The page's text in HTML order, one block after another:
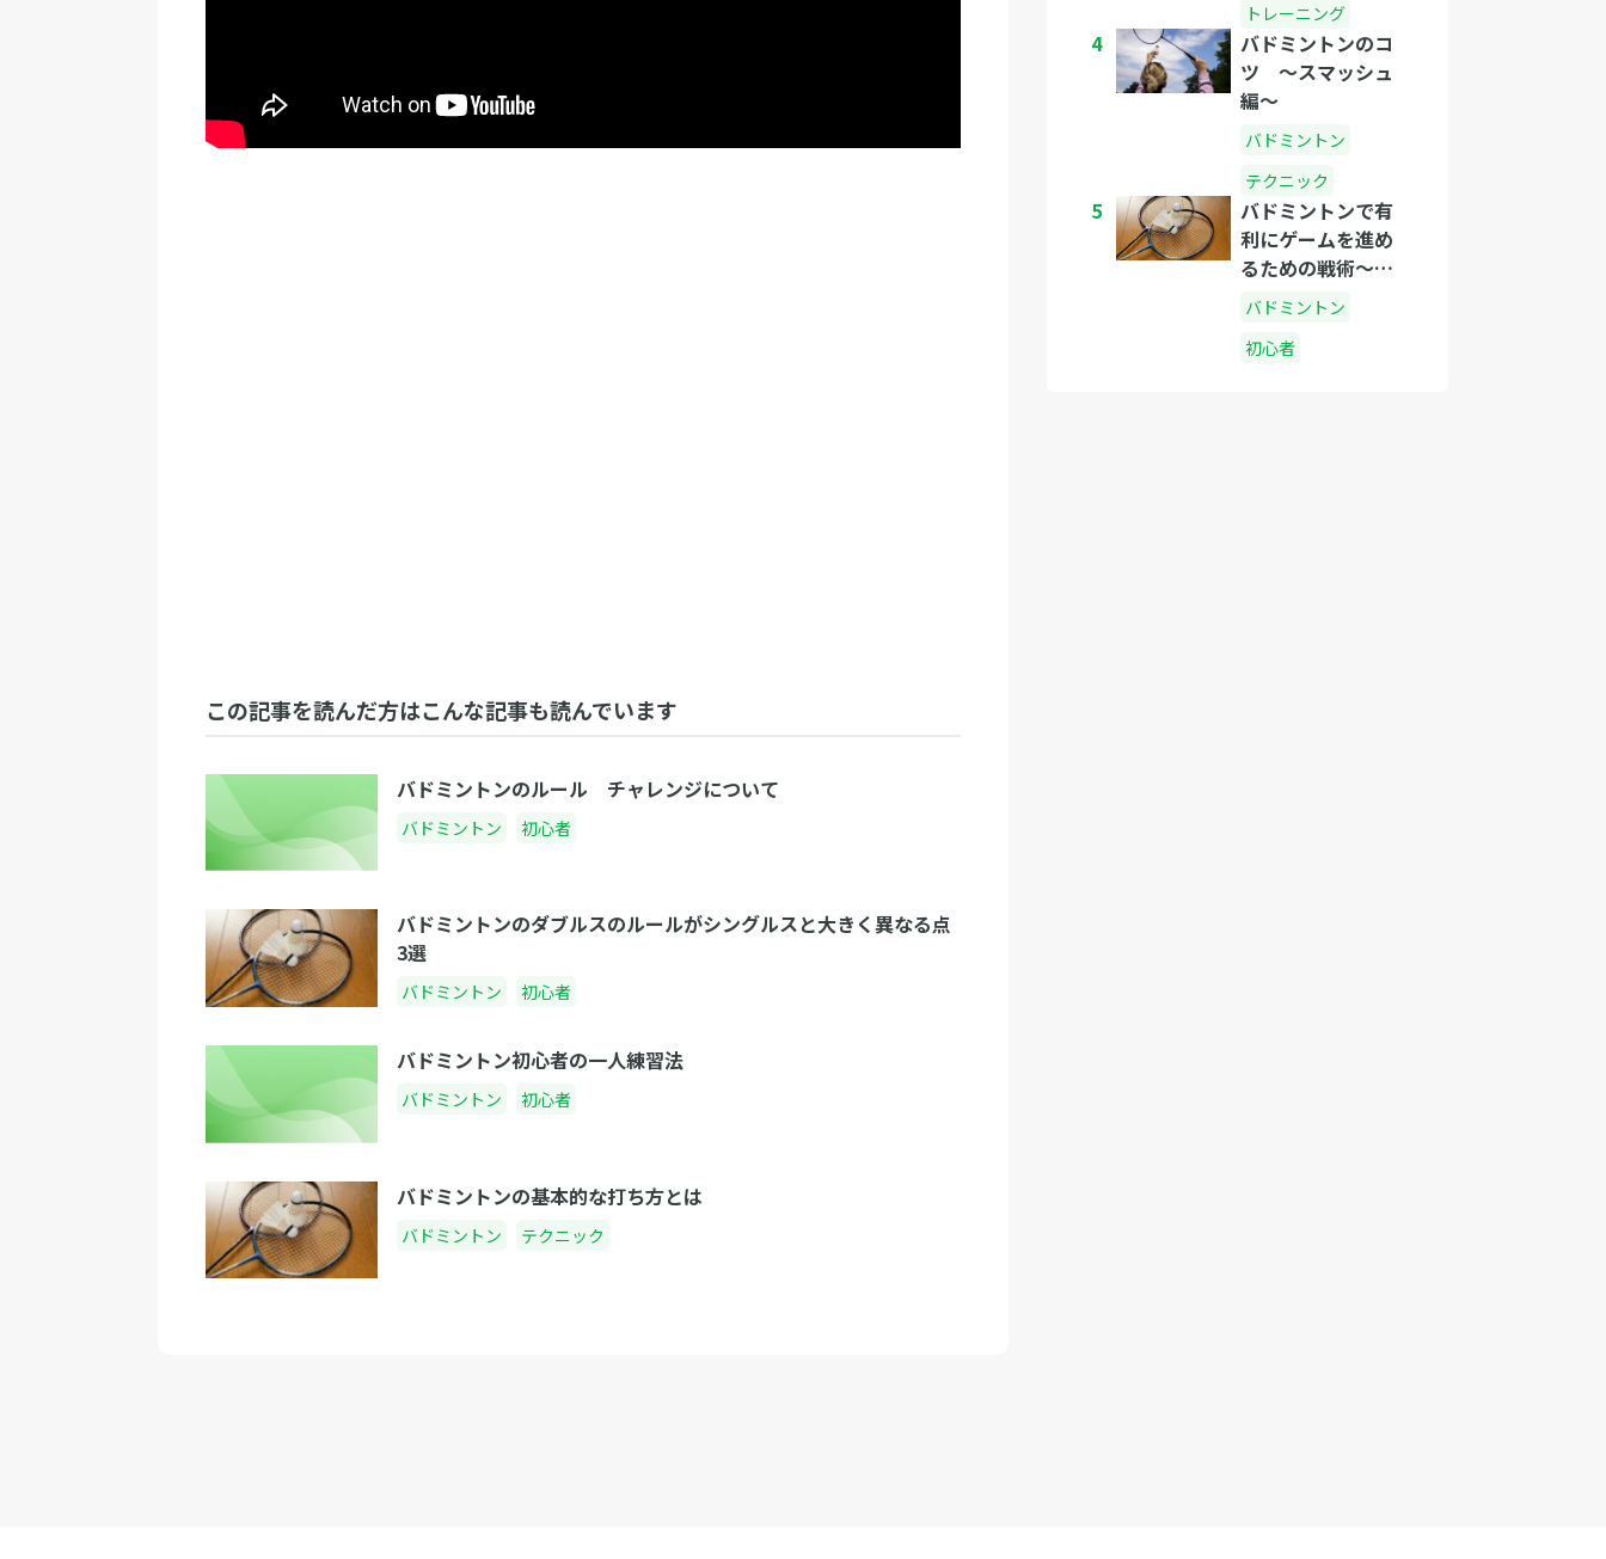
この記事を読んだ方はこんな記事も読んでいます
バドミントンのルール チャレンジについて
バドミントン 初心者
バドミントンのダブルスのルールがシングルスと大きく異なる点
3選
バドミントン 初心者
バドミントン初心者の一人練習法
バドミントン 初心者
バドミントンの基本的な打ち方とは
バドミントン テクニック
トレーニング
4
バドミントンのコ
ツ 〜スマッシュ
編〜
バドミントン
テクニック
5
バドミントンで有
利にゲームを進め
るための戦術〜シ
ングルス編〜
バドミントン
初心者